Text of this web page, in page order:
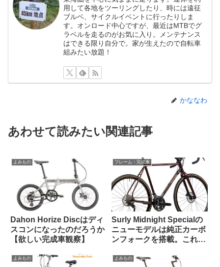
用して各地をツーリングしたり、時には遠征
ブルベ、サイクルイベントに行ったりしま
す。オンロード中心ですが、最近はMTBでグ
ラベルを走るのがお気に入り。メンテナンス
はできる限り自分で。家が生えたので自転車
組みたい放題！
かななわ
あわせて読みたい関連記事
よみもの
Dahon Horize Discはディ
スコンになったのだろうか
【欲しい完成車観察】
フレーム・完成車
Surly Midnight Specialの
ニューモデルは純正カーボ
ンフォークを搭載。これで
よみもの よみもの